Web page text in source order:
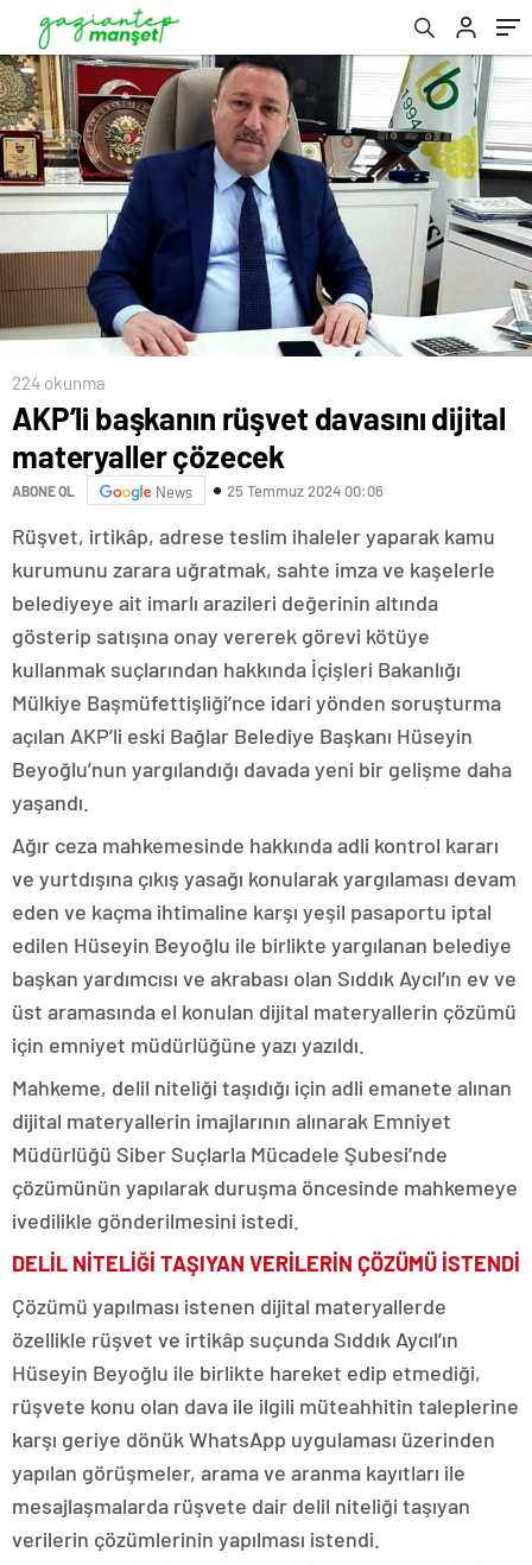
224 okunma
AKP’li başkanın rüşvet davasını dijital
materyaller çözecek
ABONE OL News 25 Temmuz 2024 00:06
Rüşvet, irtikâp, adrese teslim ihaleler yaparak kamu
kurumunu zarara uğratmak, sahte imza ve kaşelerle
belediyeye ait imarlı arazileri değerinin altında
gösterip satışına onay vererek görevi kötüye
kullanmak suçlarından hakkında İçişleri Bakanlığı
Mülkiye Başmüfettişliği’nce idari yönden soruşturma
açılan AKP’li eski Bağlar Belediye Başkanı Hüseyin
Beyoğlu’nun yargılandığı davada yeni bir gelişme daha
yaşandı.
Ağır ceza mahkemesinde hakkında adli kontrol kararı
ve yurtdışına çıkış yasağı konularak yargılaması devam
eden ve kaçma ihtimaline karşı yeşil pasaportu iptal
edilen Hüseyin Beyoğlu ile birlikte yargılanan belediye
başkan yardımcısı ve akrabası olan Sıddık Aycıl’ın ev ve
üst aramasında el konulan dijital materyallerin çözümü
için emniyet müdürlüğüne yazı yazıldı.
Mahkeme, delil niteliği taşıdığı için adli emanete alınan
dijital materyallerin imajlarının alınarak Emniyet
Müdürlüğü Siber Suçlarla Mücadele Şubesi’nde
çözümünün yapılarak duruşma öncesinde mahkemeye
ivedilikle gönderilmesini istedi.
DELİL NİTELİĞİ TAŞIYAN VERİLERİN ÇÖZÜMÜ İSTENDİ
Çözümü yapılması istenen dijital materyallerde
özellikle rüşvet ve irtikâp suçunda Sıddık Aycıl’ın
Hüseyin Beyoğlu ile birlikte hareket edip etmediği,
rüşvete konu olan dava ile ilgili müteahhitin taleplerine
karşı geriye dönük WhatsApp uygulaması üzerinden
yapılan görüşmeler, arama ve aranma kayıtları ile
mesajlaşmalarda rüşvete dair delil niteliği taşıyan
verilerin çözümlerinin yapılması istendi.